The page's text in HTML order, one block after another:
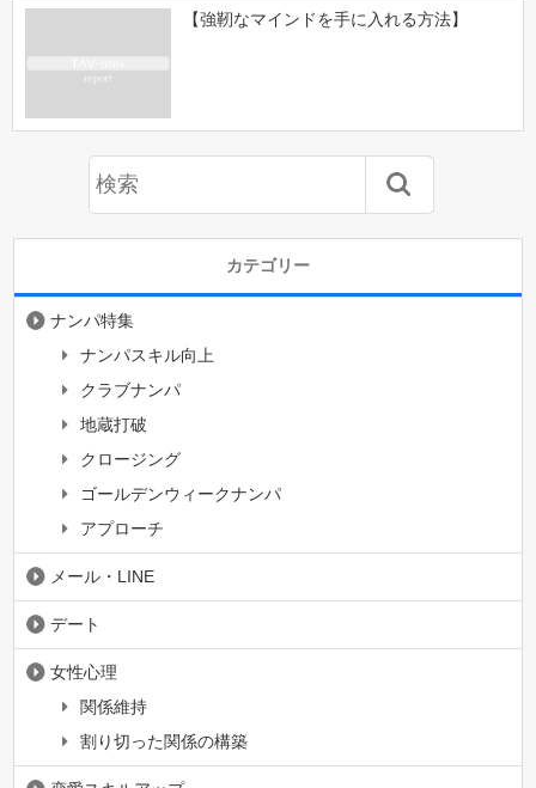
【強靭なマインドを手に入れる方法】
カテゴリー
ナンパ特集
ナンパスキル向上
クラブナンパ
地蔵打破
クロージング
ゴールデンウィークナンパ
アプローチ
メール・LINE
デート
女性心理
関係維持
割り切った関係の構築